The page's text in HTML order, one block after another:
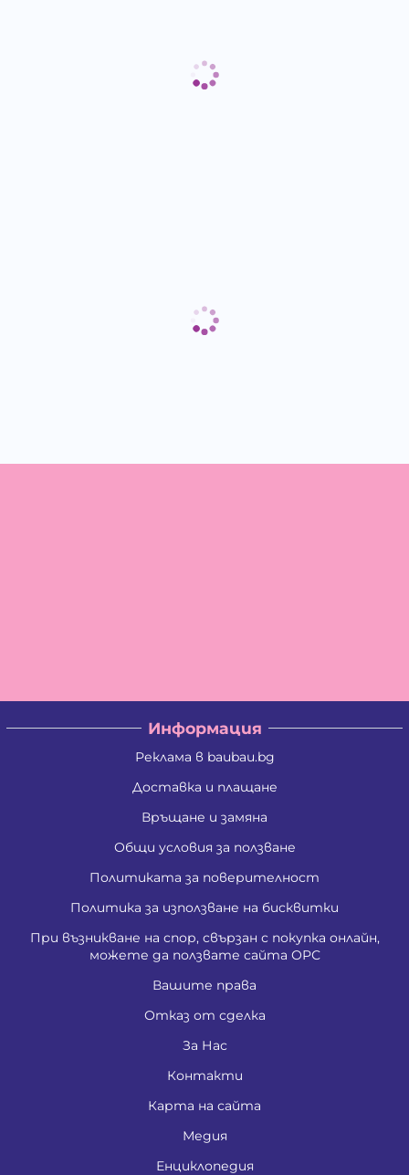
Информация
Реклама в baubau.bg
Доставка и плащане
Връщане и замяна
Общи условия за ползване
Политиката за поверителност
Политика за използване на бисквитки
При възникване на спор, свързан с покупка онлайн,
можете да ползвате сайта ОРС
Вашите права
Отказ от сделка
За Нас
Контакти
Карта на сайта
Медия
Енциклопедия